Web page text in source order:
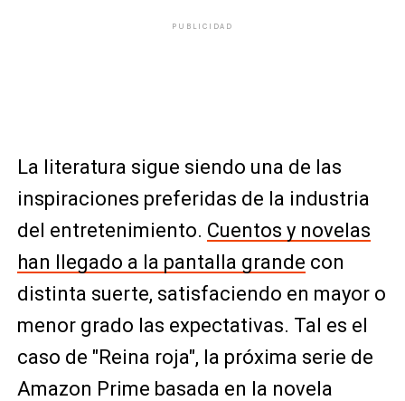
PUBLICIDAD
La literatura sigue siendo una de las
inspiraciones preferidas de la industria
del entretenimiento. Cuentos y novelas
han llegado a la pantalla grande con
distinta suerte, satisfaciendo en mayor o
menor grado las expectativas. Tal es el
caso de "Reina roja", la próxima serie de
Amazon Prime basada en la novela